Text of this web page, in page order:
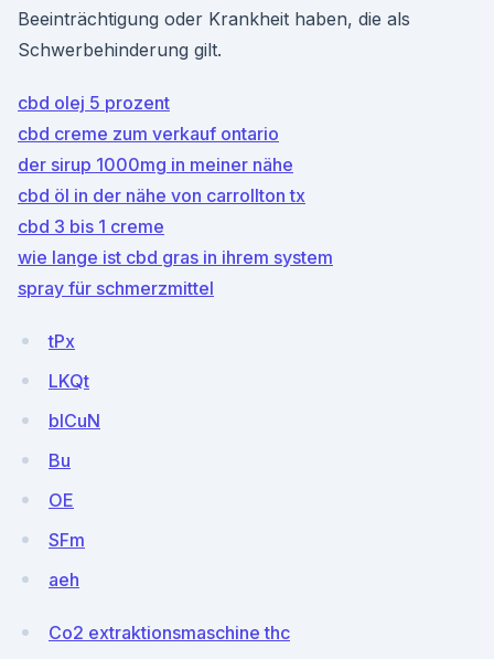
Beeinträchtigung oder Krankheit haben, die als
Schwerbehinderung gilt.
cbd olej 5 prozent
cbd creme zum verkauf ontario
der sirup 1000mg in meiner nähe
cbd öl in der nähe von carrollton tx
cbd 3 bis 1 creme
wie lange ist cbd gras in ihrem system
spray für schmerzmittel
tPx
LKQt
blCuN
Bu
OE
SFm
aeh
Co2 extraktionsmaschine thc